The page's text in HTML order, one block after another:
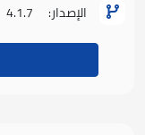
الإصدار:
4.1.7